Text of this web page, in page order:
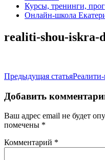
Курсы, тренинги,
Онлайн-школа
realiti-shou-iskra-
Навигация
по
записям
Предыдущая статья
Добавить
Ваш адрес email не будет
помечены *
Комментарий *